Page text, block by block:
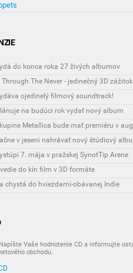
do konca roka 27 živých albumov
The Never - jedinečný 3D zážitok
ojedinelý filmový soundtrack!
na budúci rok vydať nový album
Metallica bude mať premiéru v
v jeseni nahrávať nový štúdiový
7. mája v pražskej SynotTip Arene
do kín film v 3D formáte
chystá do hviezdami-obávanej Indie
Napíšte Vaše hodnotenie CD a informujte
obchodu.